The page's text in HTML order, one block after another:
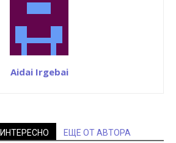
Aidai Irgebai
ЕЩЕ ОТ АВТОРА